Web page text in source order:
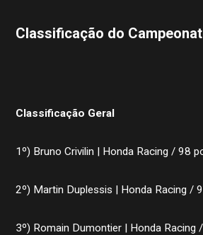
Classificação do
Classificação Geral
1º) Bruno Crivilin | Honda Racing / 98
2º) Martin Duplessis | Honda Racing /
3º) Romain Dumontier | Honda Racing